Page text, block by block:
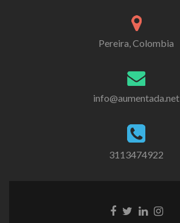
Pereira, Colombia
info@aumentada.net
3113474922
Enlace
EnlaceEnlaceEnlace